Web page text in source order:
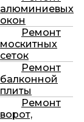
алюминиевых
окон
Ремонт
москитных
сеток
Ремонт
балконной
плиты
Ремонт
ворот,